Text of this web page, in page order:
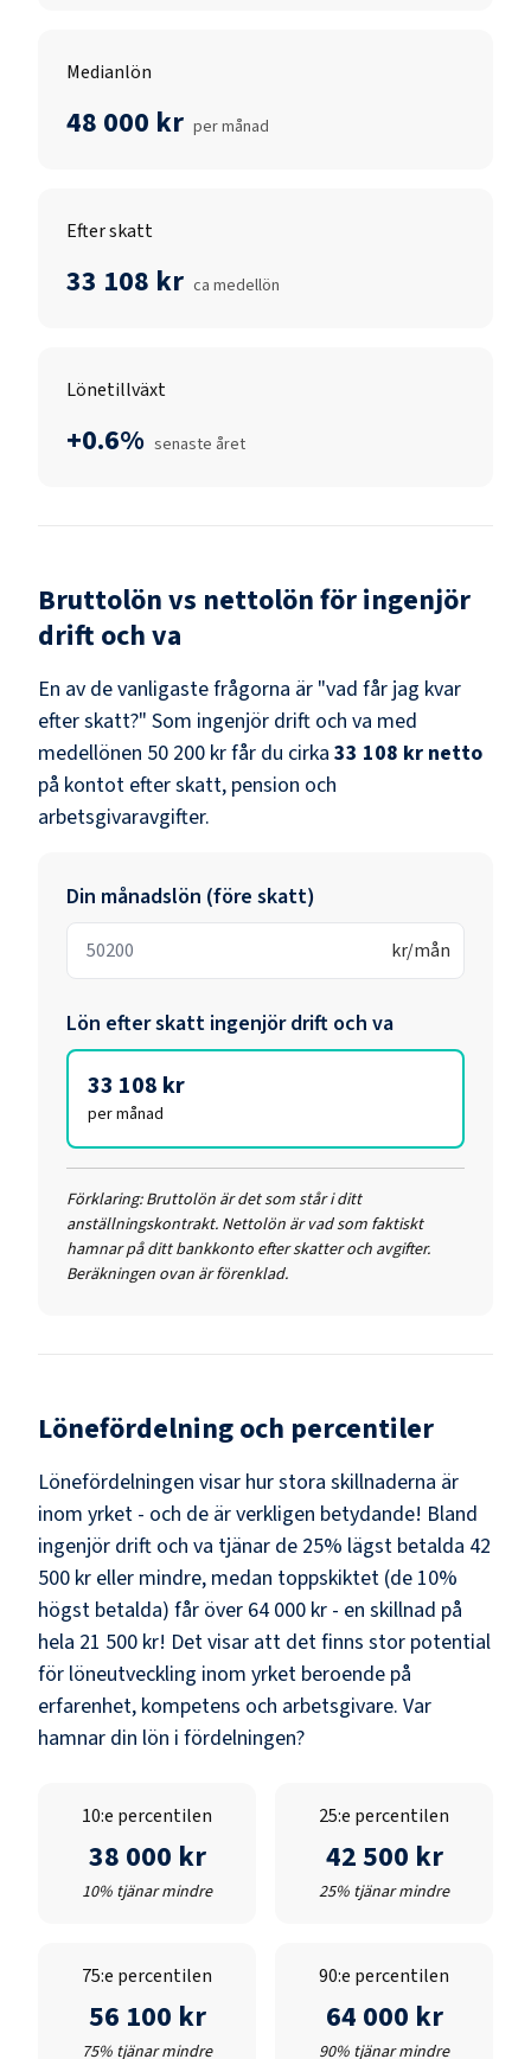
Medianlön
48 000 kr per månad
Efter skatt
33 108 kr ca medellön
Lönetillväxt
+0.6% senaste året
Bruttolön vs nettolön föringenjör
drift och va
En av de vanligaste frågorna är "vad får jag kvar
efter skatt?" Som ingenjör drift och va med
medellönen 50 200 krfår du cirka 33 108 kr netto
på kontot efter skatt, pension och
arbetsgivaravgifter.
Din månadslön (före skatt)
kr/mån
Lön efter skatt ingenjör drift och va
33 108 kr
per månad
Förklaring: Bruttolön är det som står i ditt
anställningskontrakt. Nettolön är vad som faktiskt
hamnar på ditt bankkonto efter skatter och avgifter.
Beräkningen ovan är förenklad.
Lönefördelning och percentiler
Lönefördelningen visar hur stora skillnaderna är
inom yrket - och de är verkligen betydande! Bland
ingenjör drift och va tjänar de 25% lägst betalda 42
500 kr eller mindre, medan toppskiktet (de 10%
högst betalda) får över 64 000 kr - en skillnad på
hela 21 500 kr! Det visar att det finns stor potential
för löneutveckling inom yrket beroende på
erfarenhet, kompetens och arbetsgivare. Var
hamnar din lön i fördelningen?
10:e percentilen
38 000 kr
10% tjänar mindre
25:e percentilen
42 500 kr
25% tjänar mindre
75:e percentilen
56 100 kr
75% tjänar mindre
90:e percentilen
64 000 kr
90% tjänar mindre